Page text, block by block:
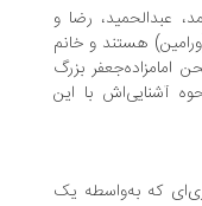
رضا و
هستند و خانم
بزرگ
با این
به‌واسطه‌ یک